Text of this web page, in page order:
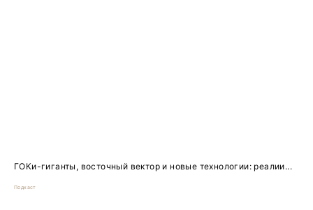
ГОКи-гиганты, восточный вектор и новые технологии: реалии...
Подкаст